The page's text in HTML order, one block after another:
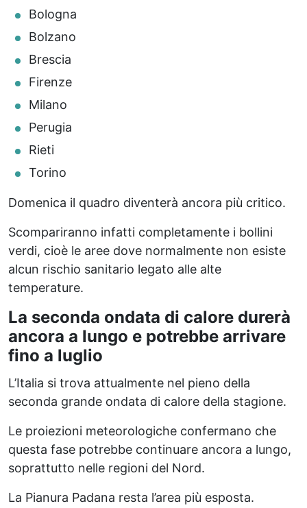
Bologna
Bolzano
Brescia
Firenze
Milano
Perugia
Rieti
Torino
Domenica il quadro diventerà ancora più critico.
Scompariranno infatti completamente i bollini
verdi, cioè le aree dove normalmente non esiste
alcun rischio sanitario legato alle alte
temperature.
La seconda ondata di calore durerà
ancora a lungo e potrebbe arrivare
fino a luglio
L’Italia si trova attualmente nel pieno della
seconda grande ondata di calore della stagione.
Le proiezioni meteorologiche confermano che
questa fase potrebbe continuare ancora a lungo,
soprattutto nelle regioni del Nord.
La Pianura Padana resta l’area più esposta.